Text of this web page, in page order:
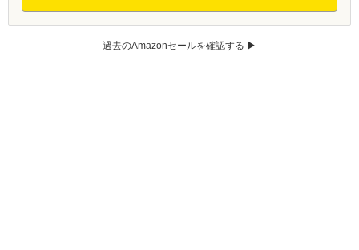
過去のAmazonセールを確認する ▶︎